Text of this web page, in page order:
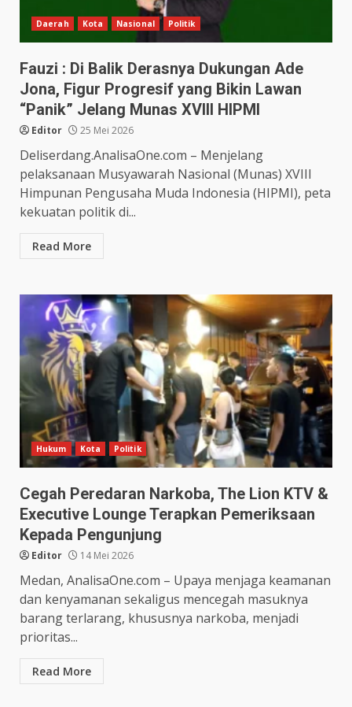
Daerah Kota Nasional Politik
Fauzi : Di Balik Derasnya Dukungan Ade
Jona, Figur Progresif yang Bikin Lawan
“Panik” Jelang Munas XVIII HIPMI
Editor 25 Mei 2026
Deliserdang.AnalisaOne.com – Menjelang
pelaksanaan Musyawarah Nasional (Munas) XVIII
Himpunan Pengusaha Muda Indonesia (HIPMI), peta
kekuatan politik di...
Read More
Hukum Kota Politik
Cegah Peredaran Narkoba, The Lion KTV &
Executive Lounge Terapkan Pemeriksaan
Kepada Pengunjung
Editor 14 Mei 2026
Medan, AnalisaOne.com – Upaya menjaga keamanan
dan kenyamanan sekaligus mencegah masuknya
barang terlarang, khususnya narkoba, menjadi
prioritas...
Read More